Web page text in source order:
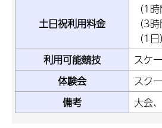
土日祝利用料金
（1
（3
（1
利用可能競技
スケ
体験会
スク
備考
大会